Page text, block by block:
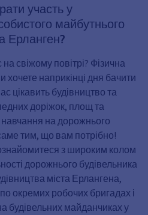
участь у
майбутнього
Ерланген?
свіжому повітрі? Фізична
наприкінці дня бачити
цікавить будівництво та
доріжок, площ та
навчання на дорожнього
тим, що вам потрібно!
з широким колом
дорожнього будівельника
міста Ерлангена,
окремих робочих бригадах і
будівельних майданчиках у